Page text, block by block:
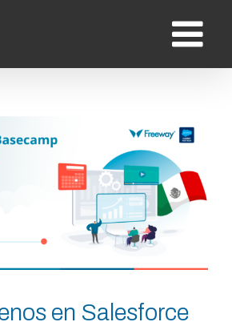
en Salesforce